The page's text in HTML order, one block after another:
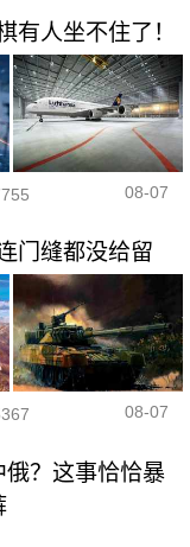
有人坐不住了！
08-07
门缝都没给留
08-07
俄？这事恰恰暴